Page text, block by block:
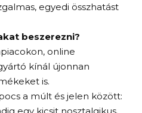
egyedi összhatást
beszerezni?
online
kínál újonnan
is.
a múlt és jelen között:
egy kicsit nosztalgikus.